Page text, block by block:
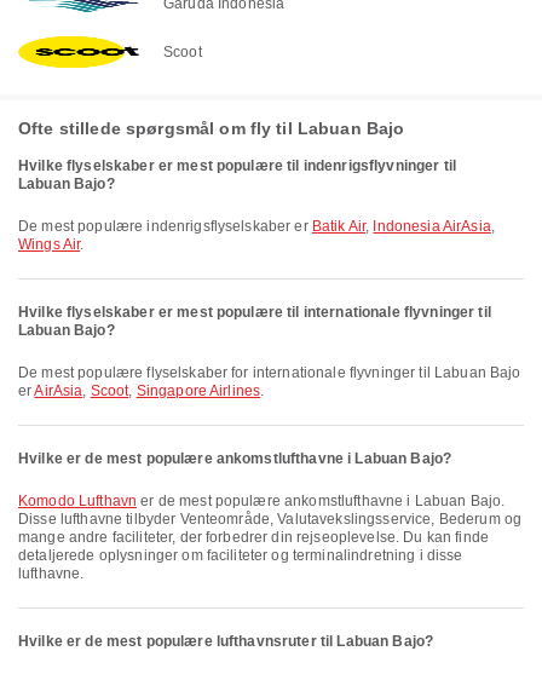
Scoot
Ofte stillede spørgsmål om fly til Labuan Bajo
Hvilke flyselskaber er mest populære til indenrigsflyvninger til
Labuan Bajo?
De mest populære indenrigsflyselskaber er Batik Air, Indonesia AirAsia,
Wings Air.
Hvilke flyselskaber er mest populære til internationale flyvninger til
Labuan Bajo?
De mest populære flyselskaber for internationale flyvninger til Labuan Bajo
erAirAsia, Scoot, Singapore Airlines.
Hvilke er de mest populære ankomstlufthavne i Labuan Bajo?
Komodo Lufthavn er de mest populære ankomstlufthavne i Labuan Bajo.
Disse lufthavne tilbyder Venteområde, Valutavekslingsservice, Bederum og
mange andre faciliteter, der forbedrer din rejseoplevelse. Du kan finde
detaljerede oplysninger om faciliteter og terminalindretning i disse
lufthavne.
Hvilke er de mest populære lufthavnsruter til Labuan Bajo?